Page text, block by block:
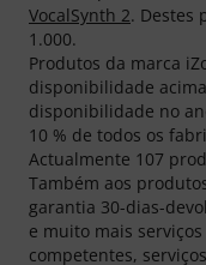
VocalSynth 2. Destes
1.000.
Produtos da marca
disponibilidade
disponibilidade no
10 % de todos os
Actualmente 107
Também aos
garantia 30-dias-
e muito mais
competentes,